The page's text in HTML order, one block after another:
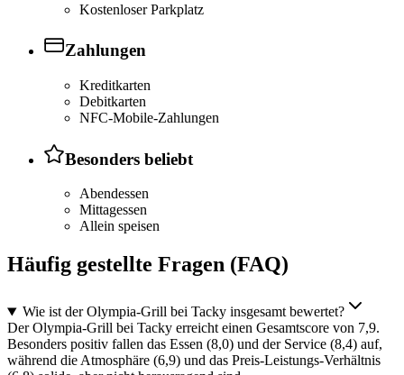
Kostenloser Parkplatz
Zahlungen
Kreditkarten
Debitkarten
NFC-Mobile-Zahlungen
Besonders beliebt
Abendessen
Mittagessen
Allein speisen
Häufig gestellte Fragen (FAQ)
Wie ist der Olympia-Grill bei Tacky insgesamt bewertet?
Der Olympia-Grill bei Tacky erreicht einen Gesamtscore von 7,9.
Besonders positiv fallen das Essen (8,0) und der Service (8,4) auf,
während die Atmosphäre (6,9) und das Preis-Leistungs-Verhältnis